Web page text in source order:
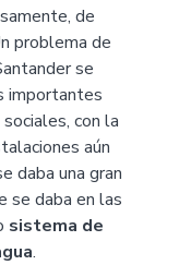
de
problema de
se
importantes
con la
aún
daba una gran
se daba en las
sistema de
.